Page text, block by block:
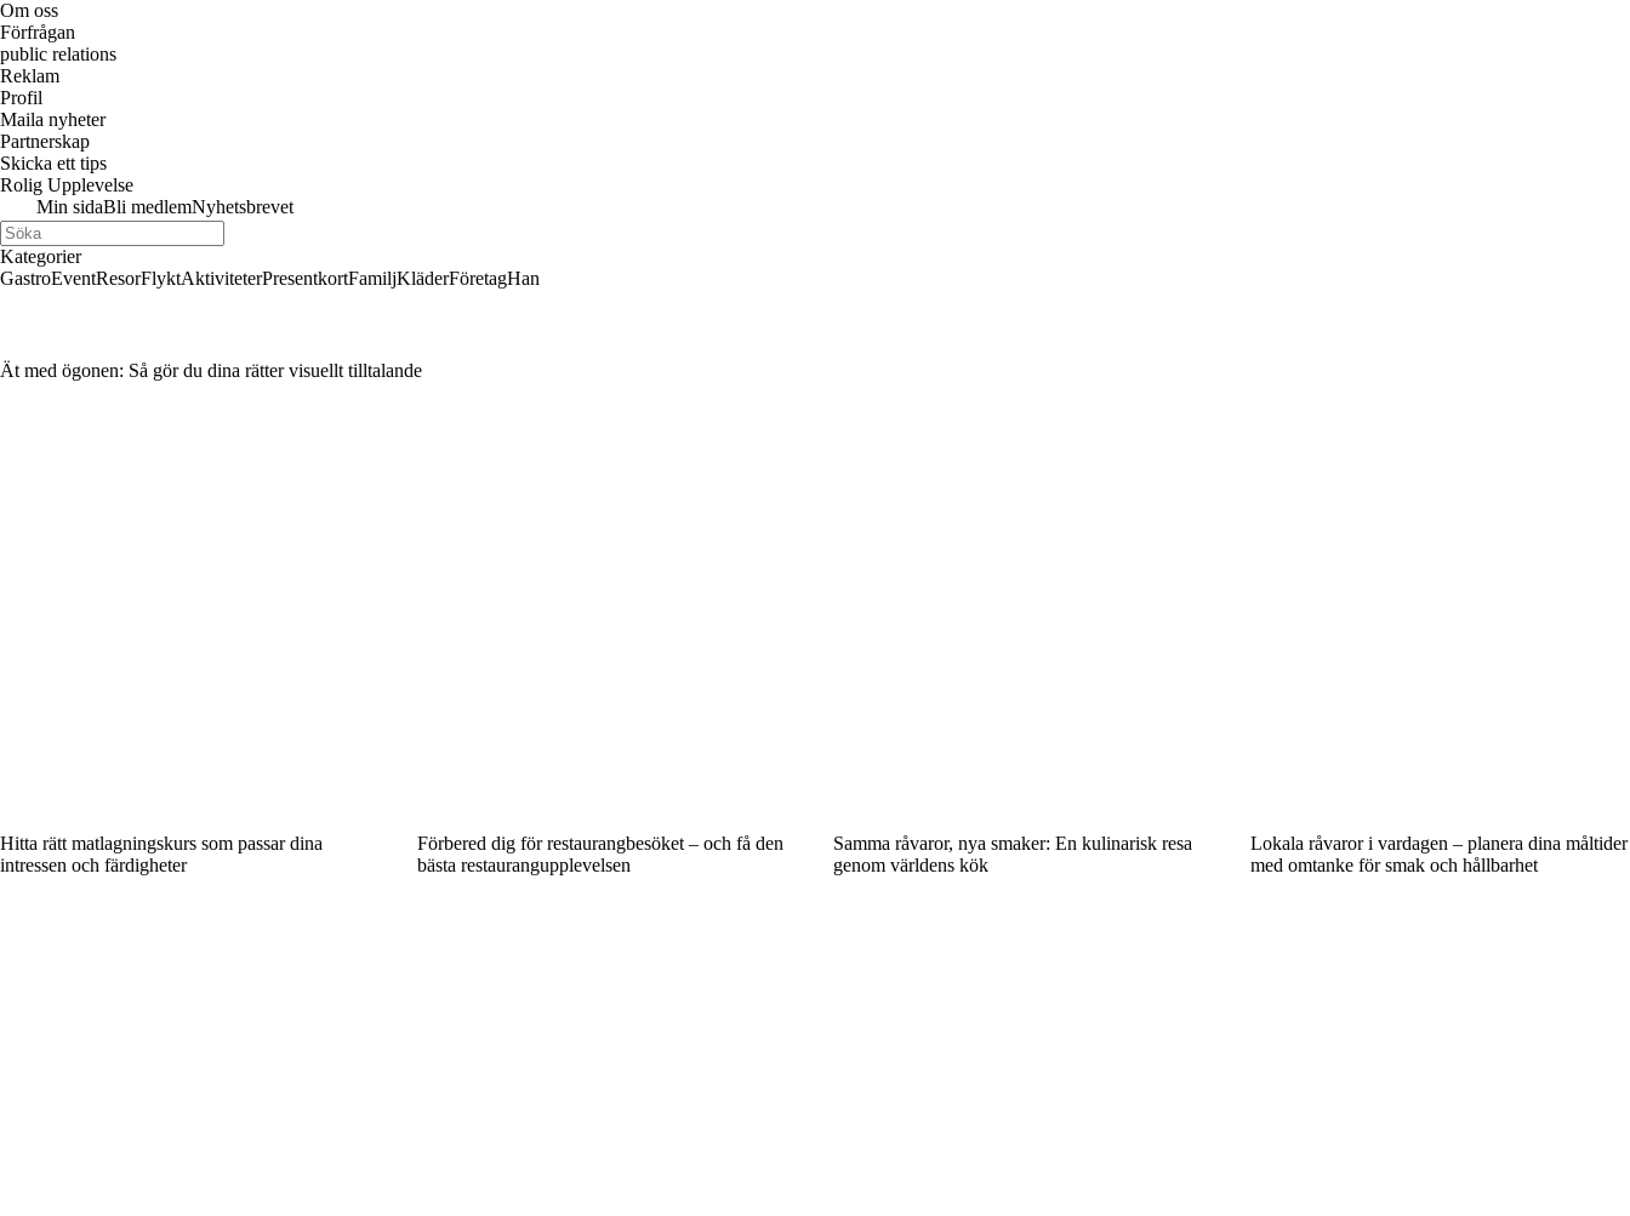
Om oss
Förfrågan
public relations
Reklam
Profil
Maila nyheter
Partnerskap
Skicka ett tips
Rolig Upplevelse
Min sidaBli medlemNyhetsbrevet
Kategorier
GastroEventResorFlyktAktiviteterPresentkortFamiljKläderFöretagHan
Ät med ögonen: Så gör du dina rätter visuellt tilltalande
Hitta rätt matlagningskurs som passar dina
intressen och färdigheter
Förbered dig för restaurangbesöket – och få den
bästa restaurangupplevelsen
Samma råvaror, nya smaker: En kulinarisk resa
genom världens kök
Lokala råvaror i vardagen – planera dina måltider
med omtanke för smak och hållbarhet